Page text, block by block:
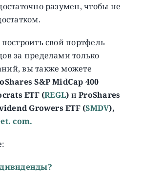
разумен, чтобы не
свой портфель
за пределами только
вы также можете
S&P MidCap 400
ETF (REGL) иProShares
Growers ETF (SMDV),
com.